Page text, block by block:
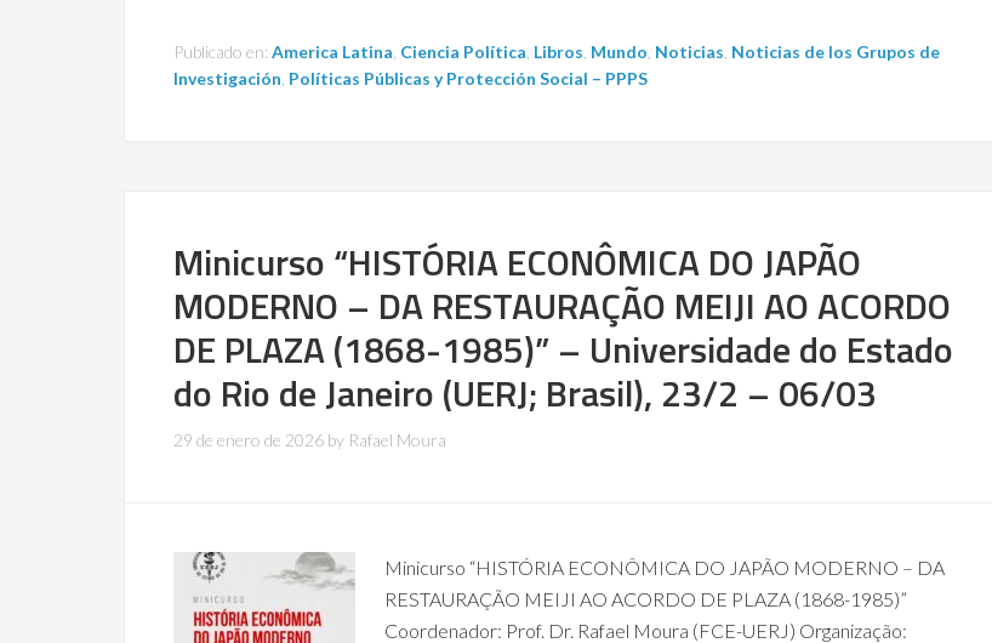
Publicado en: America Latina Ciencia Política Libros Mundo Noticias Noticias de los Grupos de
Investigación Políticas Públicas y Protección Social – PPPS
Minicurso “HISTÓRIA ECONÔMICA DO JAPÃO
MODERNO – DA RESTAURAÇÃO MEIJI AO ACORDO
DE PLAZA (1868-1985)” – Universidade do Estado
do Rio de Janeiro (UERJ; Brasil), 23/2 – 06/03
29 de enero de 2026 by Rafael Moura
Minicurso “HISTÓRIA ECONÔMICA DO JAPÃO MODERNO – DA
RESTAURAÇÃO MEIJI AO ACORDO DE PLAZA (1868-1985)”
Coordenador: Prof. Dr. Rafael Moura (FCE-UERJ) Organização: